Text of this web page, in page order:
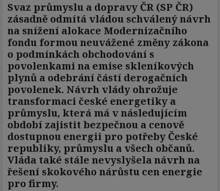
Svaz průmyslu a dopravy ČR (SP ČR)
zásadně odmítá vládou schválený návrh
na snížení alokace Modernizačního
fondu formou neuvážené změny zákona
o podmínkách obchodování s
povolenkami na emise skleníkových
plynů a odebrání částí derogačních
povolenek. Návrh vlády ohrožuje
transformaci české energetiky a
průmyslu, která má v následujícím
období zajistit bezpečnou a cenově
dostupnou energii pro potřeby České
republiky, průmyslu a všech občanů.
Vláda také stále nevyslyšela návrh na
řešení skokového nárůstu cen energie
pro firmy.